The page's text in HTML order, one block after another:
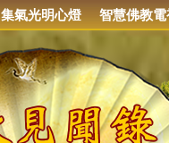
集氣光明心燈 智慧佛教電